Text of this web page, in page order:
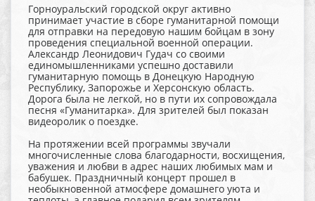
Горноуральский городской округ активно
принимает участие в сборе гуманитарной помощи
для отправки на передовую нашим бойцам в зону
проведения специальной военной операции.
Александр Леонидович Гудач со своими
единомышленниками успешно доставили
гуманитарную помощь в Донецкую Народную
Республику, Запорожье и Херсонскую область.
Дорога была не легкой, но в пути их сопровождала
песня «Гуманитарка». Для зрителей был показан
видеоролик о поездке.
На протяжении всей программы звучали
многочисленные слова благодарности, восхищения,
уважения и любви в адрес наших любимых мам и
бабушек. Праздничный концерт прошел в
необыкновенной атмосфере домашнего уюта и